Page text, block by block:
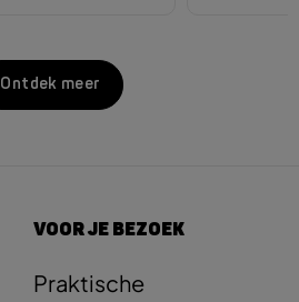
Ontdek meer
VOOR JE BEZOEK
Praktische